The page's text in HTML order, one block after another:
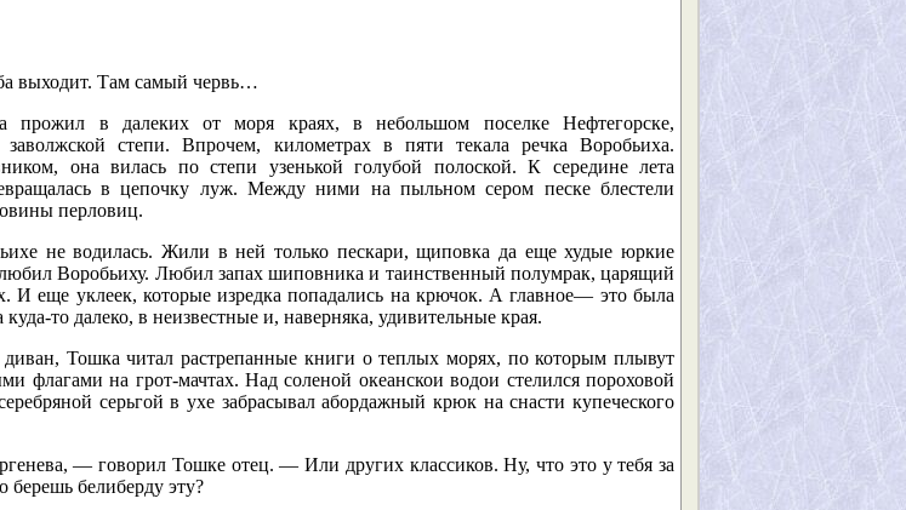
выходит. Там самый червь…
в далеких от моря краях, в небольшом поселке Нефтегорске,
заволжской степи. Впрочем, километрах в пяти текала речка Воробьиха.
она вилась по степи узенькой голубой полоской. К середине лета
в цепочку луж. Между ними на пыльном сером песке блестели
перловиц.
не водилась. Жили в ней только пескари, щиповка да еще худые юркие
Воробьиху. Любил запах шиповника и таинственный полумрак, царящий
И еще уклеек, которые изредка попадались на крючок. А главное— это была
то далеко, в неизвестные и, наверняка, удивительные края.
Тошка читал растрепанные книги о теплых морях, по которым плывут
флагами на грот-мачтах. Над соленой океанскои водои стелился пороховой
серьгой в ухе забрасывал абордажный крюк на снасти купеческого
— говорил Тошке отец. — Или других классиков. Ну, что это у тебя за
берешь белиберду эту?